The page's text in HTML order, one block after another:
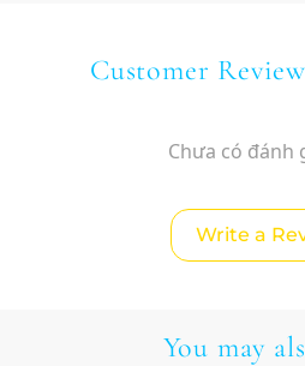
Customer
Chưa có đánh
Write a
You may